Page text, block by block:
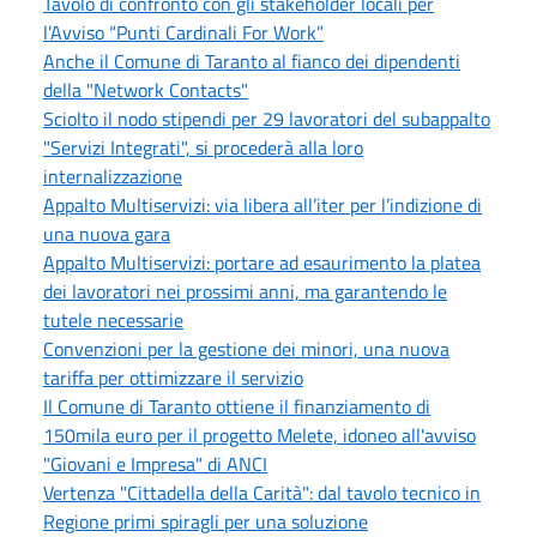
l’Avviso “Punti Cardinali For Work”
Anche il Comune di Taranto al fianco dei dipendenti
della "Network Contacts"
Sciolto il nodo stipendi per 29 lavoratori del subappalto
"Servizi Integrati", si procederà alla loro
internalizzazione
Appalto Multiservizi: via libera all’iter per l’indizione di
una nuova gara
Appalto Multiservizi: portare ad esaurimento la platea
dei lavoratori nei prossimi anni, ma garantendo le
tutele necessarie
Convenzioni per la gestione dei minori, una nuova
tariffa per ottimizzare il servizio
Il Comune di Taranto ottiene il finanziamento di
150mila euro per il progetto Melete, idoneo all'avviso
"Giovani e Impresa" di ANCI
Vertenza "Cittadella della Carità": dal tavolo tecnico in
Regione primi spiragli per una soluzione